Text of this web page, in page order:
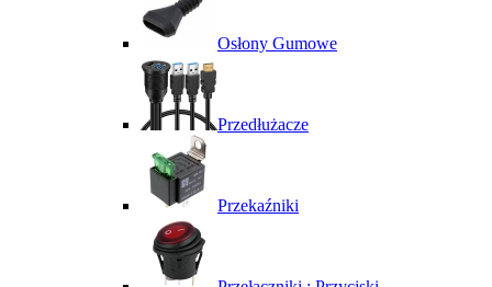
Osłony Gumowe
Przedłużacze
Przekaźniki